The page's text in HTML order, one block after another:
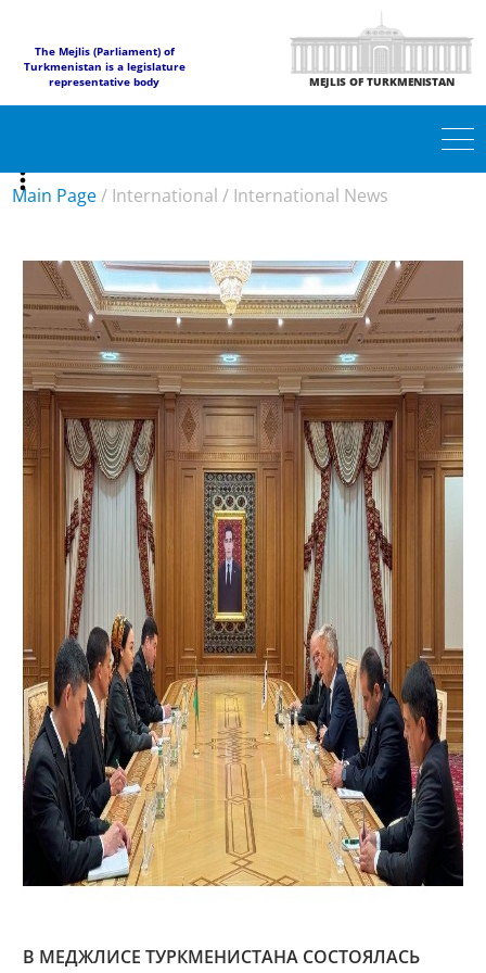
The Mejlis (Parliament) of
Turkmenistan is a legislature
representative body
MEJLIS OF TURKMENISTAN
Main Page/ International / International News
В МЕДЖЛИСЕ ТУРКМЕНИСТАНА СОСТОЯЛАСЬ